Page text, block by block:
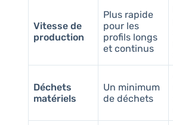
Vitesse de
production
Plus rapide
pour les
profils longs
et continus
Déchets
matériels
Un minimum
de déchets